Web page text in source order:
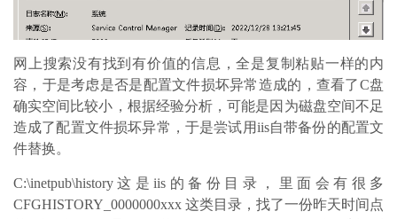
网上搜索没有找到有价值的信息，全是复制粘贴一样的内
容，于是考虑是否是配置文件损坏异常造成的，查看了C盘
确实空间比较小，根据经验分析，可能是因为磁盘空间不足
造成了配置文件损坏异常，于是尝试用iis自带备份的配置文
件替换。
C:\inetpub\history这是iis的备份目录，里面会有很多
CFGHISTORY_0000000xxx 这类目录，找了一份昨天时间点